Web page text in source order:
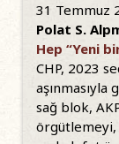
31 Temmuz
Polat S.
Hep “Yeni
CHP, 2023
aşınmasıyla
sağ blok,